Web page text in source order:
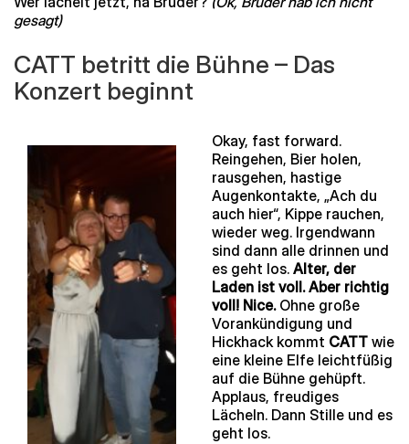
gesagt)
CATT betritt die Bühne – Das
Konzert beginnt
Okay, fast forward.
Reingehen, Bier holen,
rausgehen, hastige
Augenkontakte, „Ach du
auch hier“, Kippe rauchen,
wieder weg. Irgendwann
sind dann alle drinnen und
es geht los. Alter, der
Laden ist voll. Aber richtig
voll! Nice.Ohne große
Vorankündigung und
Hickhack kommt CATT wie
eine kleine Elfe leichtfüßig
auf die Bühne gehüpft.
Applaus, freudiges
Lächeln. Dann Stille und es
geht los.